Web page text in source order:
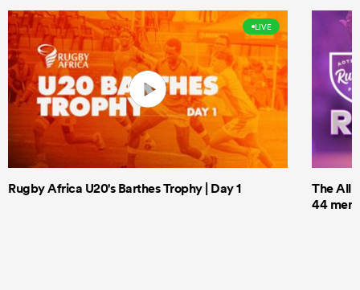
LIVE
Rugby Africa U20's Barthes Trophy | Day 1
The All
44 men